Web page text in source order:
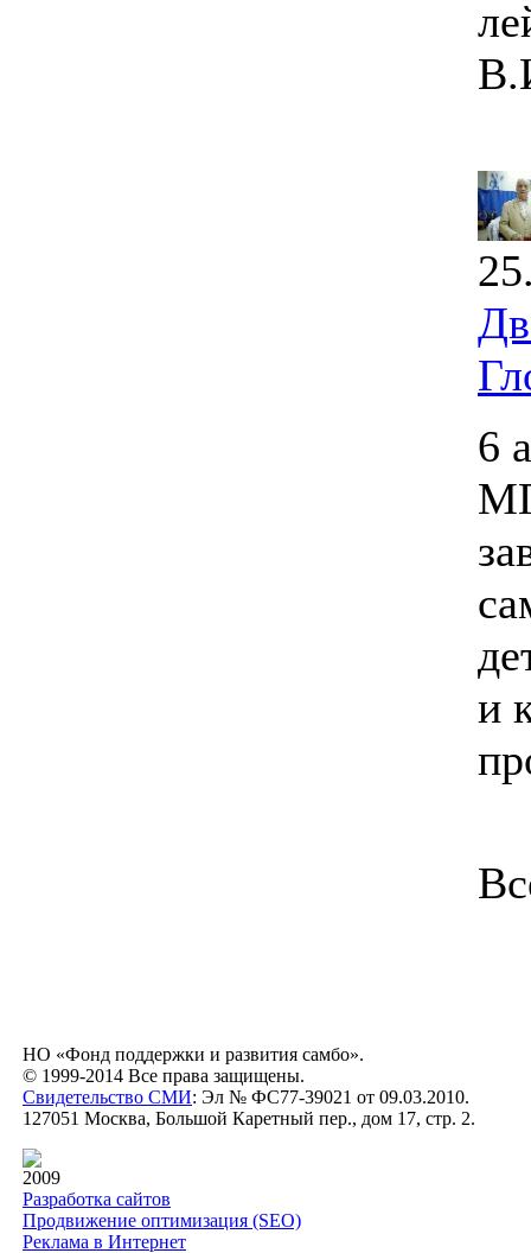
6
и
НО «Фонд поддержки и развития самбо».
© 1999-2014 Все права защищены.
Свидетельство СМИ: Эл № ФС77-39021 от 09.03.2010.
127051 Москва, Большой Каретный пер., дом 17, стр. 2.
2009
Разработка сайтов
Продвижение оптимизация (SEO)
Реклама в Интернет